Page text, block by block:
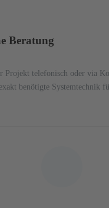
Beratung
Projekt telefonisch oder via
benötigte Systemtechnik